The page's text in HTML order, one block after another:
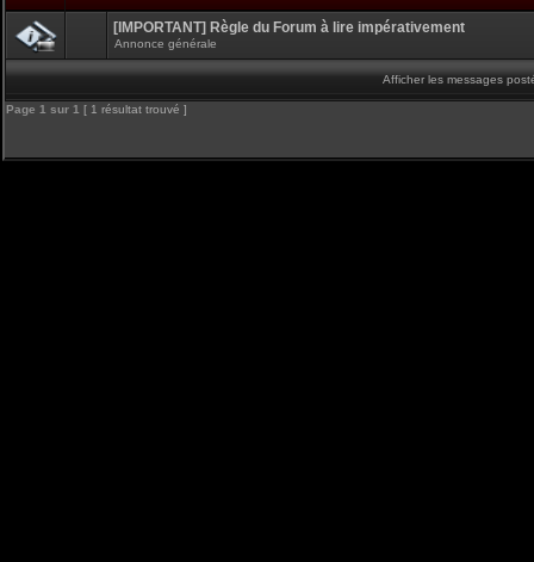
[IMPORTANT] Règle du Forum à lire impérativement
Annonce générale
Afficher les messages
Page 1 sur 1 [ 1 résultat trouvé ]